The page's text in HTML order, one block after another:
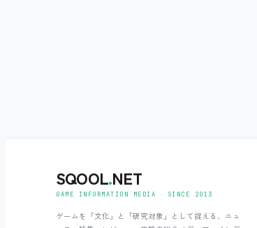
SQOOL.NET
GAME INFORMATION MEDIA ‧ SINCE 2013
ゲームを「文化」と「研究対象」として捉える、ニュ